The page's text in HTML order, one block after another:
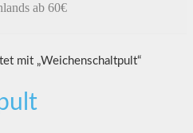
ab 60€
mit „Weichenschaltpult“